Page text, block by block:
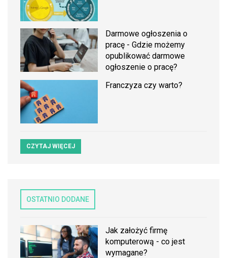
Darmowe ogłoszenia o
pracę - Gdzie możemy
opublikować darmowe
ogłoszenie o pracę?
Franczyza czy warto?
CZYTAJ WIĘCEJ
OSTATNIO DODANE
Jak założyć firmę
komputerową - co jest
wymagane?